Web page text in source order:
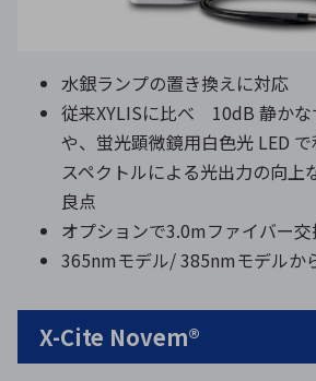
水銀ランプの置き換えに対応
従来XYLISに比べ 10dB 静かな
や、蛍光顕微鏡用白色光 LED
スペクトルによる光出力の向上
良点
オプションで3.0mファイバー
365nmモデル/ 385nmモデルか
X-Cite Novem®